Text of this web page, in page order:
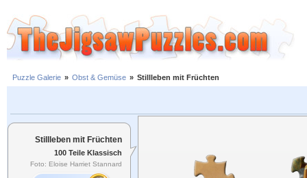
Puzzle Galerie » Obst & Gemüse » Stillleben mit Früchten
Stillleben mit Früchten
100 Teile Klassisch
Foto: Eloise Harriet Stannard